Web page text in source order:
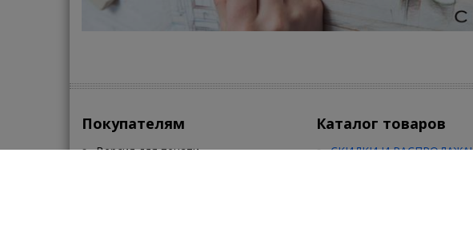
Покупателям
Версия для печати
Каталог товаров
СКИДКИ И РАСПРОДАЖА!